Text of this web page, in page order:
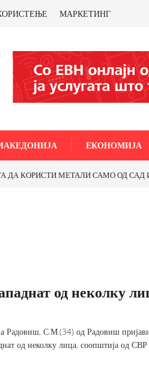
МАРКЕТИНГ
ЕКОНОМИЈА
КОРИСТИ МЕТАЛИ САМО ОД САД ИЛИ
од неколку
Радовиш, С.М.(34) од Радовиш
од неколку лица, соопштија од